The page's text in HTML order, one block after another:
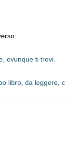
:
ovunque ti trovi.
libro, da leggere,